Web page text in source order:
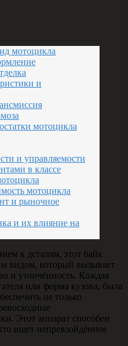
мотоцикла
и
мотоцикла
и управляемости
в классе
мотоцикла
и рыночное
и их влияние на
к деталям, этот байк
видом, который вызывает
и утончённость. Каждая
или форма кузова, была
не только
Этот аппарат способен
ищет непревзойдённое